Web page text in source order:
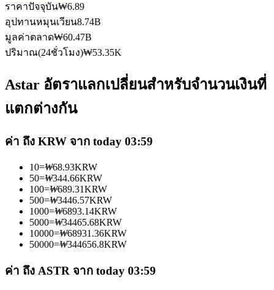
เข้าร่วมกับเทรดเดอร์ชั้นนำ
เป็นเทรดเดอร์คัดลอก
ลอกการซื้อขาย
ราคาปัจจุบัน₩6.89
อุปทานหมุนเวียน8.74B
มูลค่าตลาด₩60.47B
ปริมาณ(24ชั่วโมง)₩53.35K
Astar อัตราแลกเปลี่ยนสำหรับจำนวนเงินที่
แตกต่างกัน
ค่า ถึง KRW จาก today 03:59
10=₩68.93KRW
50=₩344.66KRW
100=₩689.31KRW
500=₩3446.57KRW
1000=₩6893.14KRW
5000=₩34465.68KRW
10000=₩68931.36KRW
50000=₩344656.8KRW
ค่า ถึง ASTR จาก today 03:59